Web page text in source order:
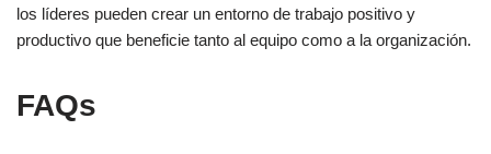
los líderes pueden crear un entorno de trabajo positivo y
productivo que beneficie tanto al equipo como a la organización.
FAQs